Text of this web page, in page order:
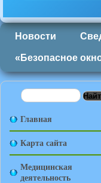
Новости
«Безопасное
Главная
Карта сайта
Медицинская
деятельность